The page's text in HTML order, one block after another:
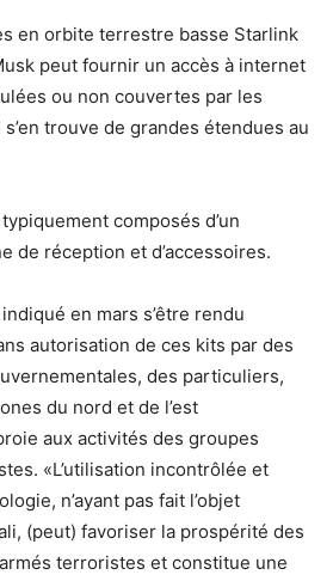
en orbite terrestre basse Starlink
peut fournir un accès à internet
ou non couvertes par les
trouve de grandes étendues au
composés d’un
de réception et d’accessoires.
en mars s’être rendu
autorisation de ces kits par des
des particuliers,
du nord et de l’est
aux activités des groupes
«L’utilisation incontrôlée et
n’ayant pas fait l’objet
(peut) favoriser la prospérité des
terroristes et constitue une